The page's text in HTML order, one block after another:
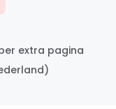
extra pagina